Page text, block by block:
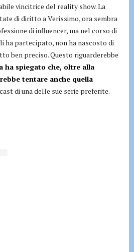
vincitrice del reality show. La
di diritto a Verissimo, ora sembra
di influencer, ma nel corso di
ha partecipato, non ha nascosto di
ben preciso. Questo riguarderebbe
ha spiegato che, oltre alla
tentare anche quella
di una delle sue serie preferite.